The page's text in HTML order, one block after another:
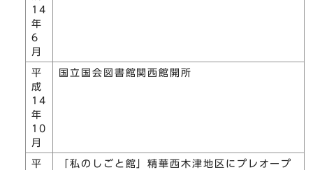
14
年
6
月
平
成
14
年
10
月
国立国会図書館関西館開所
平
「私のしごと館」精華西木津地区にプレオープ